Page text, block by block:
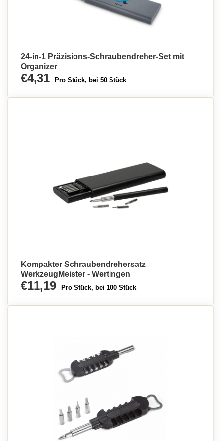
24-in-1 Präzisions-Schraubendreher-Set mit
Organizer
€4,31 Pro Stück, bei 50 Stück
Kompakter Schraubendrehersatz
WerkzeugMeister - Wertingen
€11,19 Pro Stück, bei 100 Stück